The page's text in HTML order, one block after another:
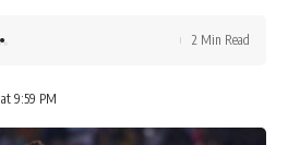
9:59 PM
2 Min Read